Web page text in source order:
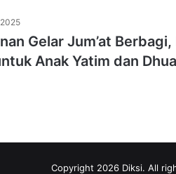
Gelar Jum’at
Anak Yatim dan
Copyright 2026 Diksi. All